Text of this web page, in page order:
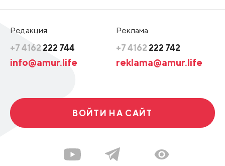
Редакция
+7 4162 222 744
info@amur.life
Реклама
+7 4162 222 742
reklama@amur.life
ВОЙТИ НА САЙТ